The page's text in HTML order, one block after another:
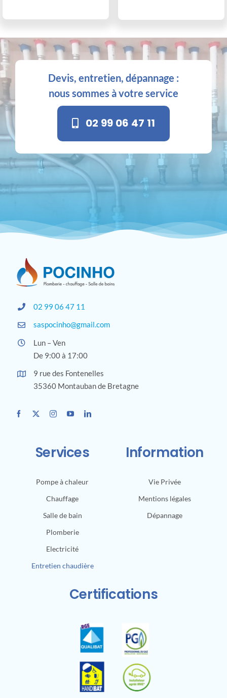
Devis, entretien, dépannage :
nous sommes à votre service
02 99 06 47 11
02 99 06 47 11
saspocinho@gmail.com
Lun – Ven
De 9:00 à 17:00
9 rue des Fontenelles
35360 Montauban de Bretagne
Services
Pompe à chaleur
Chauffage
Salle de bain
Plomberie
Electricité
Entretien chaudière
Information
Vie Privée
Mentions légales
Dépannage
Certifications